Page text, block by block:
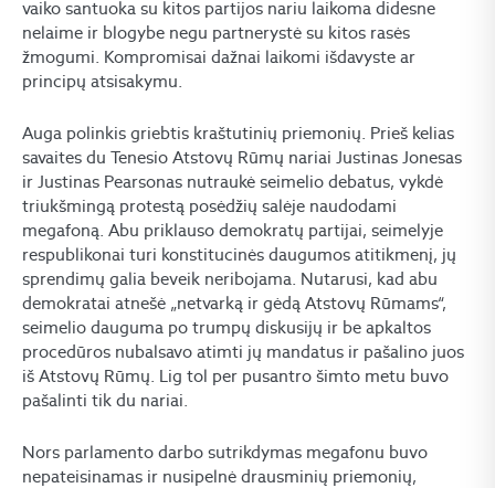
vaiko santuoka su kitos partijos nariu laikoma didesne
nelaime ir blogybe negu partnerystė su kitos rasės
žmogumi. Kompromisai dažnai laikomi išdavyste ar
principų atsisakymu.
Auga polinkis griebtis kraštutinių priemonių. Prieš kelias
savaites du Tenesio Atstovų Rūmų nariai Justinas Jonesas
ir Justinas Pearsonas nutraukė seimelio debatus, vykdė
triukšmingą protestą posėdžių salėje naudodami
megafoną. Abu priklauso demokratų partijai, seimelyje
respublikonai turi konstitucinės daugumos atitikmenį, jų
sprendimų galia beveik neribojama. Nutarusi, kad abu
demokratai atnešė „netvarką ir gėdą Atstovų Rūmams“,
seimelio dauguma po trumpų diskusijų ir be apkaltos
procedūros nubalsavo atimti jų mandatus ir pašalino juos
iš Atstovų Rūmų. Lig tol per pusantro šimto metu buvo
pašalinti tik du nariai.
Nors parlamento darbo sutrikdymas megafonu buvo
nepateisinamas ir nusipelnė drausminių priemonių,